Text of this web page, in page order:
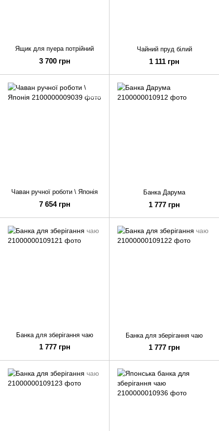
Ящик для пуера потрійний
3 700 грн
Чайний пруд білий
1 111 грн
Чаван ручної роботи \ Японія
7 654 грн
Банка Дарума
1 777 грн
Банка для зберігання чаю
1 777 грн
Банка для зберігання чаю
1 777 грн